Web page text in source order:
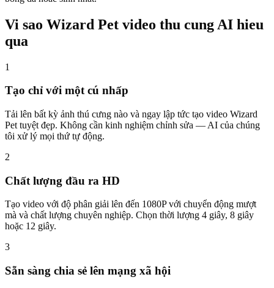
Vi sao Wizard Pet video thu cung AI hieu
qua
1
Tạo chỉ với một cú nhấp
Tải lên bất kỳ ảnh thú cưng nào và ngay lập tức tạo video Wizard
Pet tuyệt đẹp. Không cần kinh nghiệm chỉnh sửa — AI của chúng
tôi xử lý mọi thứ tự động.
2
Chất lượng đầu ra HD
Tạo video với độ phân giải lên đến 1080P với chuyển động mượt
mà và chất lượng chuyên nghiệp. Chọn thời lượng 4 giây, 8 giây
hoặc 12 giây.
3
Sẵn sàng chia sẻ lên mạng xã hội